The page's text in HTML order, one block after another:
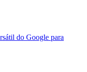
do Google para